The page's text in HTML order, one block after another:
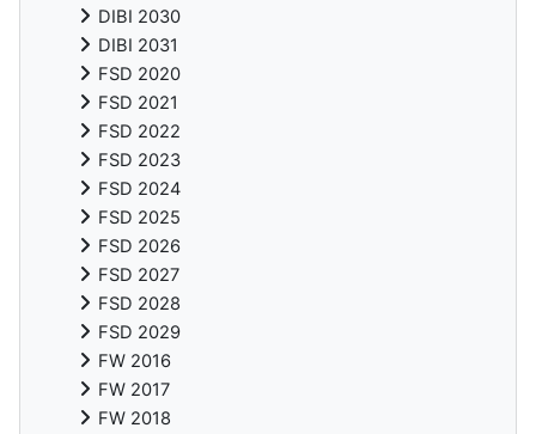
DIBI 2030
DIBI 2031
FSD 2020
FSD 2021
FSD 2022
FSD 2023
FSD 2024
FSD 2025
FSD 2026
FSD 2027
FSD 2028
FSD 2029
FW 2016
FW 2017
FW 2018